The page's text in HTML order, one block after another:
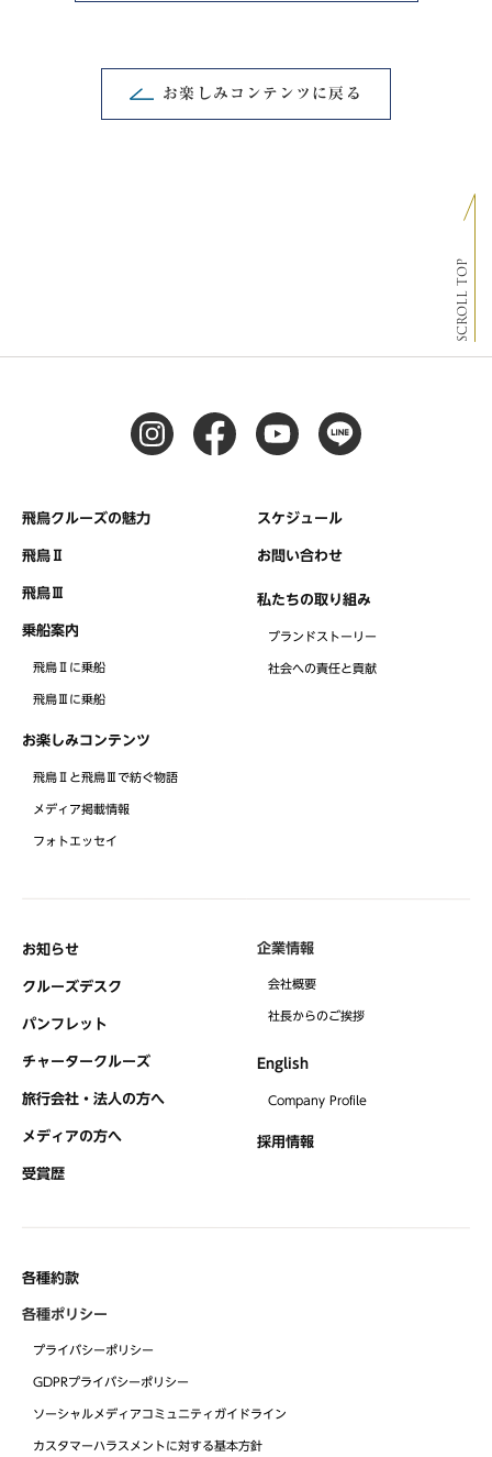
お楽しみコンテンツに戻る
SCROLL TOP
飛鳥クルーズの魅力
飛鳥Ⅱ
飛鳥Ⅲ
乗船案内
飛鳥Ⅱに乗船
飛鳥Ⅲに乗船
お楽しみコンテンツ
飛鳥Ⅱと飛鳥Ⅲで紡ぐ物語
メディア掲載情報
フォトエッセイ
スケジュール
お問い合わせ
私たちの取り組み
ブランドストーリー
社会への責任と貢献
お知らせ
クルーズデスク
パンフレット
チャータークルーズ
旅行会社・法人の方へ
メディアの方へ
受賞歴
企業情報
会社概要
社⻑からのご挨拶
English
Company Profile
採用情報
各種約款
各種ポリシー
プライバシーポリシー
GDPRプライバシーポリシー
ソーシャルメディアコミュニティガイドライン
カスタマーハラスメントに対する基本方針